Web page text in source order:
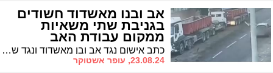
אב ובנו מאשדוד חשודים
בגניבת שתי משאיות
ממקום עבודת האב
כתב אישום נגד אב ובן מאשדוד ונגד שני תושבי הפזורה בדרום שקשרו יחדיו קשר וגנבו כלי רכב ממקום עבודתו של האב.
23.08.24, עופר אשטוקר